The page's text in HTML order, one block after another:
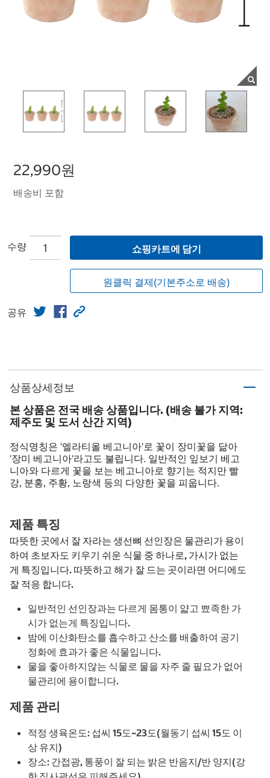
22,990원
배송비 포함
수량 쇼핑카트에 담기
원클릭 결제(기본주소로 배송)
공유
상품상세정보
본 상품은 전국 배송 상품입니다. (배송 불가 지역:
제주도 및 도서 산간 지역)
정식명칭은 '엘라티올 베고니아'로 꽃이 장미꽃을 닮아
'장미 베고니아'라고도 불립니다. 일반적인 잎보기 베고
니아와 다르게 꽃을 보는 베고니아로 향기는 적지만 빨
강, 분홍, 주황, 노랑색 등의 다양한 꽃을 피웁니다.
제품 특징
따뜻한 곳에서 잘 자라는 생선뼈 선인장은 물관리가 용이
하여 초보자도 키우기 쉬운 식물 중 하나로, 가시가 없는
게 특징입니다. 따뜻하고 해가 잘 드는 곳이라면 어디에도
잘 적응 합니다.
일반적인 선인장과는 다르게 몸통이 얇고 뾰족한 가
시가 없는게 특징입니다.
밤에 이산화탄소를 흡수하고 산소를 배출하여 공기
정화에 효과가 좋은 식물입니다.
물을 좋아하지않는 식물로 물을 자주 줄 필요가 없어
물관리에 용이합니다.
제품 관리
적정 생육온도: 섭씨 15도~23도(월동기 섭씨 15도 이
상 유지)
장소: 간접광, 통풍이 잘 되는 밝은 반음지/반 양지(강